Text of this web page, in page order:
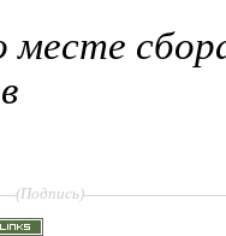
месте
(Подпись)